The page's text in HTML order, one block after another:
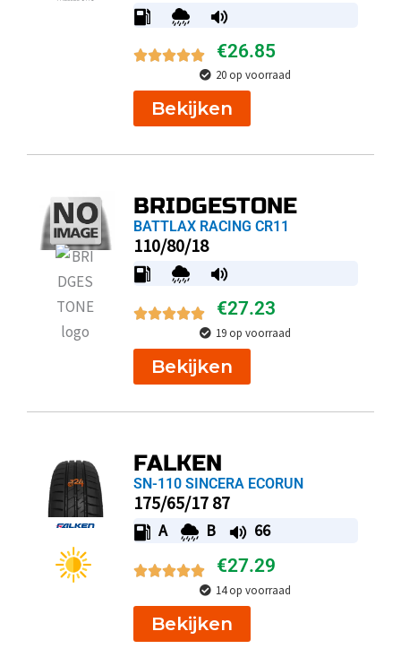
€26.85
20 op voorraad
Bekijken
BRIDGESTONE
BATTLAX RACING CR11
110/80/18
€27.23
19 op voorraad
Bekijken
FALKEN
SN-110 SINCERA ECORUN
175/65/17 87
A B 66
€27.29
14 op voorraad
Bekijken